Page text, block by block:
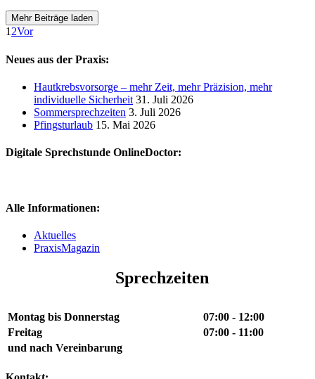
Mehr Beiträge laden
1 2Vor
Neues aus der Praxis:
Hautkrebsvorsorge – mehr Zeit, mehr Präzision, mehr
individuelle Sicherheit 31. Juli 2026
Sommersprechzeiten 3. Juli 2026
Pfingsturlaub 15. Mai 2026
Digitale Sprechstunde OnlineDoctor:
Alle Informationen:
Aktuelles
PraxisMagazin
Sprechzeiten
Montag bis Donnerstag
07:00 - 12:00
Freitag
07:00 - 11:00
und nach Vereinbarung